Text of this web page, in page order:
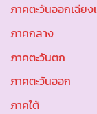
ภาคตะวันออกเฉียง
ภาคกลาง
ภาคตะวันตก
ภาคตะวันออก
ภาคใต้